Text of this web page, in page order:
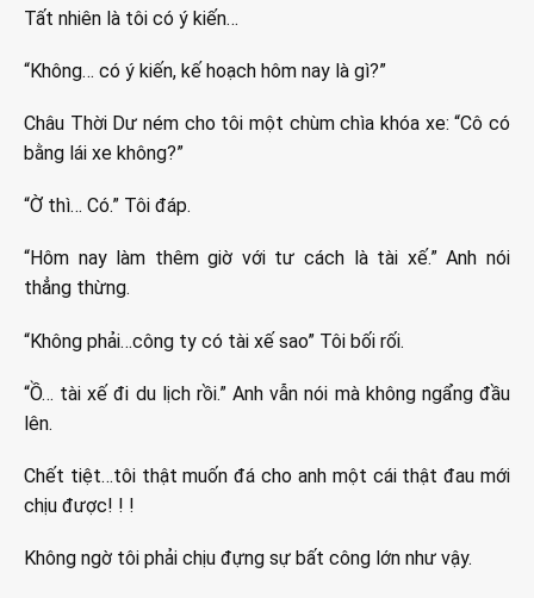
Tất nhiên là tôi có ý kiến…
“Không… có ý kiến, kế hoạch hôm nay là gì?”
Châu Thời Dư ném cho tôi một chùm chìa khóa xe: “Cô có
bằng lái xe không?”
“Ờ thì… Có.” Tôi đáp.
“Hôm nay làm thêm giờ với tư cách là tài xế.” Anh nói
thẳng thừng.
“Không phải…công ty có tài xế sao” Tôi bối rối.
“Ồ… tài xế đi du lịch rồi.” Anh vẫn nói mà không ngẩng đầu
lên.
Chết tiệt…tôi thật muốn đá cho anh một cái thật đau mới
chịu được! ! !
Không ngờ tôi phải chịu đựng sự bất công lớn như vậy.